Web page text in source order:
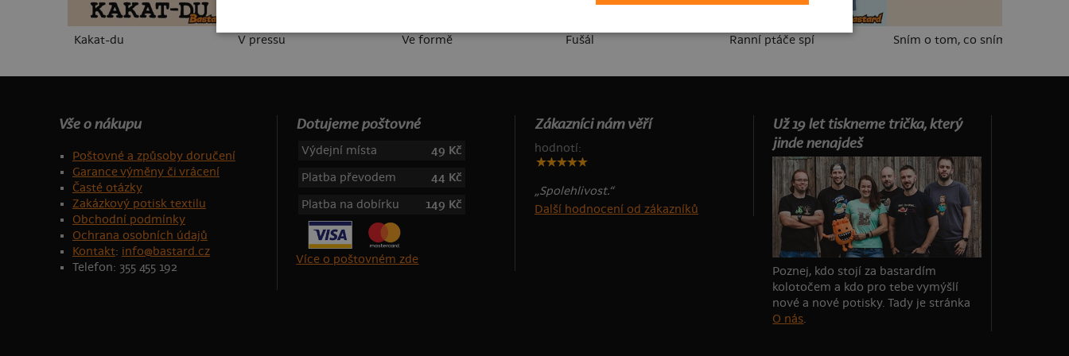
Kakat-du V pressu Ve formě Fušál Ranní ptáče spí Sním o tom, co sním
Vše o nákupu
Poštovné a způsoby doručení
Garance výměny či vrácení
Časté otázky
Zakázkový potisk textilu
Obchodní podmínky
Ochrana osobních údajů
Kontakt: info@bastard.cz
Telefon: 355 455 192
Dotujeme poštovné
Výdejní místa
49 Kč
Platba převodem
44 Kč
Platba na dobírku
149 Kč
Více o poštovném zde
Zákazníci nám věří
hodnotí:
„Spolehlivost.“
Další hodnocení od zákazníků
Už 19 let tiskneme trička, který
jinde nenajdeš
Poznej, kdo stojí za bastardím
kolotočem a kdo pro tebe vymýšlí
nové a nové potisky. Tady je stránka
O nás.